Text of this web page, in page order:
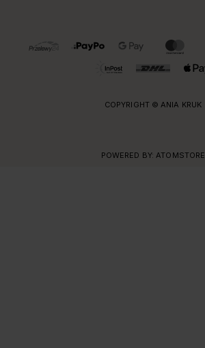
OBSŁUGIWANE FORMY PŁATNOŚCI I DOSTAWY
COPYRIGHT © ANIA KRUK
POWERED BY: ATOMSTORE